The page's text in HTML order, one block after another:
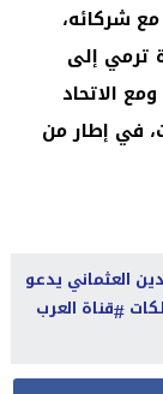
شركائه،
ترمي إلى
الاتحاد
في إطار من
العثماني يدعو
قناة العرب